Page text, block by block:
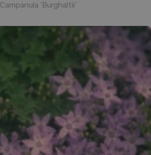
Campanula 'Burghaltii'